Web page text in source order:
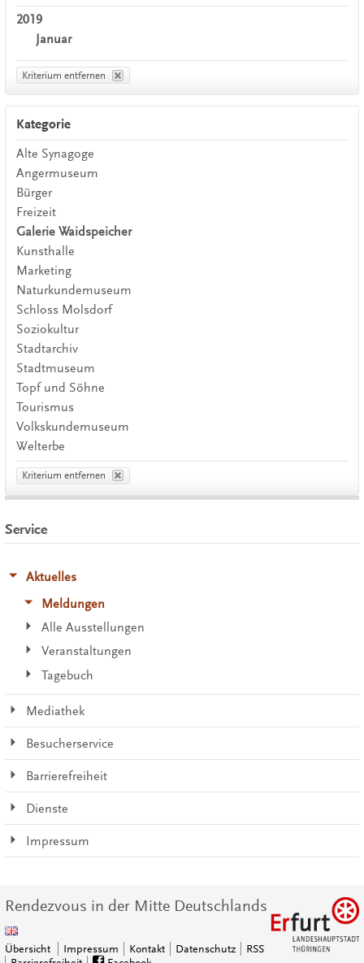
2019
Januar
Kriterium entfernen
Kategorie
Alte Synagoge
Angermuseum
Bürger
Freizeit
Galerie Waidspeicher
Kunsthalle
Marketing
Naturkundemuseum
Schloss Molsdorf
Soziokultur
Stadtarchiv
Stadtmuseum
Topf und Söhne
Tourismus
Volkskundemuseum
Welterbe
Kriterium entfernen
Service
Aktuelles
Meldungen
Alle Ausstellungen
Veranstaltungen
Tagebuch
Mediathek
Besucherservice
Barrierefreiheit
Dienste
Impressum
Rendezvous in der Mitte Deutschlands
Übersicht Impressum Kontakt Datenschutz
RSS